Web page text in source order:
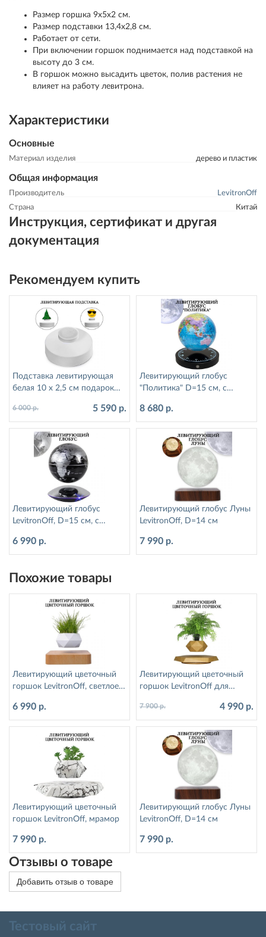
Размер горшка 9х5х2 см.
Размер подставки 13,4х2,8 см.
Работает от сети.
При включении горшок поднимается над подставкой на
высоту до 3 см.
В горшок можно высадить цветок, полив растения не
влияет на работу левитрона.
Характеристики
Основные
Материал изделия дерево и пластик
Общая информация
Производитель
LevitronOff
Страна
Китай
Инструкция, сертификат и другая
документация
Рекомендуем купить
Подставка левитирующая
белая 10 х 2,5 см подарок
5 590 р.
6 000 р.
Левитирующий глобус
"Политика" D=15 см, с
8 680 р.
Левитирующий глобус
LevitronOff, D=15 см, с
6 990 р.
Левитирующий глобус Луны
LevitronOff, D=14 см
7 990 р.
Похожие товары
Левитирующий цветочный
горшок LevitronOff, светлое
6 990 р.
Левитирующий цветочный
горшок LevitronOff для
4 990 р.
7 900 р.
Левитирующий цветочный
горшок LevitronOff, мрамор
7 990 р.
Левитирующий глобус Луны
LevitronOff, D=14 см
7 990 р.
Отзывы о товаре
Добавить отзыв о товаре
Тестовый сайт